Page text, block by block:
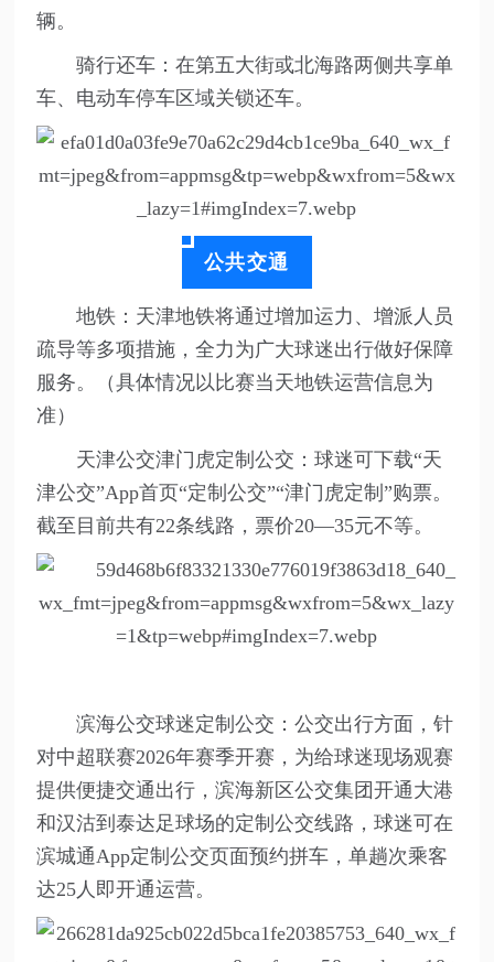
辆。
骑行还车：在第五大街或北海路两侧共享单
车、电动车停车区域关锁还车。
公共交通
地铁： 天津地铁将通过增加运力、增派人员
疏导等多项措施，全力为广大球迷出行做好保障
服务。（具体情况以比赛当天地铁运营信息为
准）
天津公交津门虎定制公交：球迷可下载“天
津公交”App首页“定制公交”“津门虎定制”购票。
截至目前共有22条线路，票价20—35元不等。
滨海公交球迷定制公交：公交出行方面，针
对中超联赛2026年赛季开赛，为给球迷现场观赛
提供便捷交通出行，滨海新区公交集团开通大港
和汉沽到泰达足球场的定制公交线路，球迷可在
滨城通App定制公交页面预约拼车，单趟次乘客
达25人即开通运营。